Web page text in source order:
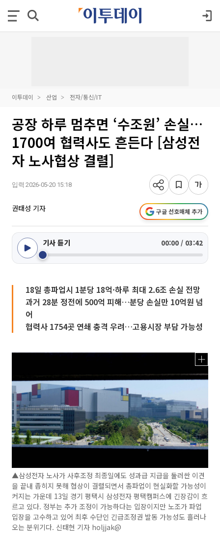
이투데이 산업 전자/통신/IT
공장 하루 멈추면 ‘수조원’ 손실…
1700여 협력사도 흔든다 [삼성전
자 노사협상 결렬]
입력 2026-05-20 15:18
권태성 기자 구글 선호매체 추가
기사 듣기 00:00 / 03:42
18일 총파업시 1분당 18억·하루 최대 2.6조 손실 전망
과거 28분 정전에 500억 피해…분당 손실만 10억원 넘
어
협력사 1754곳 연쇄 충격 우려…고용시장 부담 가능성
▲삼성전자 노사가 사후조정 최종일에도 성과급 지급을 둘러싼 이견
을 끝내 좁히지 못해 협상이 결렬되면서 총파업이 현실화할 가능성이
커지는 가운데 13일 경기 평택시 삼성전자 평택캠퍼스에 긴장감이 흐
르고 있다. 정부는 추가 조정이 가능하다는 입장이지만 노조가 파업
입장을 고수하고 있어 최후 수단인 긴급조정권 발동 가능성도 흘러나
오는 분위기다. 신태현 기자 holjjak@